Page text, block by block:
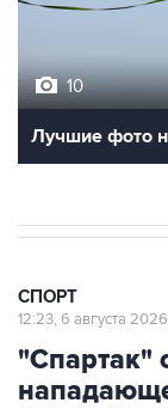
10
Лучшие фото
СПОРТ
12:23, 6 августа 2026
"Спартак"